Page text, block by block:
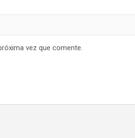
vez que comente.